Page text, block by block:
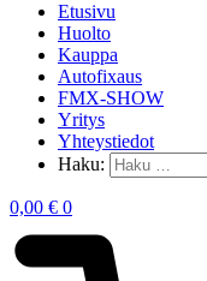
Etusivu
Huolto
Kauppa
Autofixaus
FMX-SHOW
Yritys
Yhteystiedot
Haku:
0,00 € 0